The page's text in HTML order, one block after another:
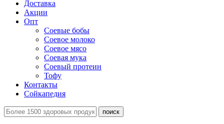
Доставка
Акции
Опт
Соевые бобы
Соевое молоко
Соевое мясо
Соевая мука
Соевый протеин
Тофу
Контакты
Сойкапедия
поиск